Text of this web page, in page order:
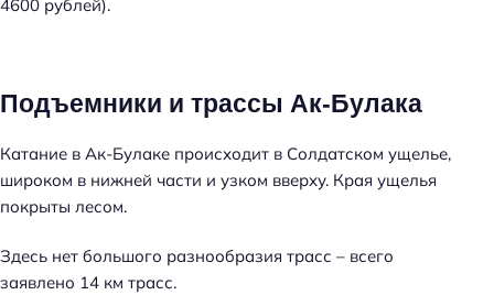
4600 рублей).
Подъемники и трассы Ак-Булака
Катание в Ак-Булаке происходит в Солдатском ущелье,
широком в нижней части и узком вверху. Края ущелья
покрыты лесом.
Здесь нет большого разнообразия трасс – всего
заявлено 14 км трасс.